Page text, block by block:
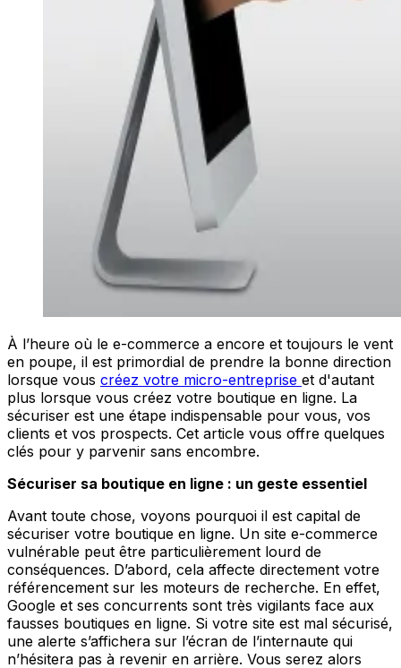
À l’heure où le e-commerce a encore et toujours le vent
en poupe, il est primordial de prendre la bonne direction
lorsque vous créez votre micro-entreprise et d'autant
plus lorsque vous créez votre boutique en ligne. La
sécuriser est une étape indispensable pour vous, vos
clients et vos prospects. Cet article vous offre quelques
clés pour y parvenir sans encombre.
Sécuriser sa boutique en ligne : un geste essentiel
Avant toute chose, voyons pourquoi il est capital de
sécuriser votre boutique en ligne. Un site e-commerce
vulnérable peut être particulièrement lourd de
conséquences. D’abord, cela affecte directement votre
référencement sur les moteurs de recherche. En effet,
Google et ses concurrents sont très vigilants face aux
fausses boutiques en ligne. Si votre site est mal sécurisé,
une alerte s’affichera sur l’écran de l’internaute qui
n’hésitera pas à revenir en arrière. Vous serez alors